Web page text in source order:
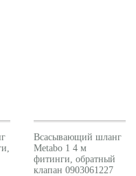
Всасывающий шланг
Metabo 1 4 м
фитинги, обратный
клапан 0903061227